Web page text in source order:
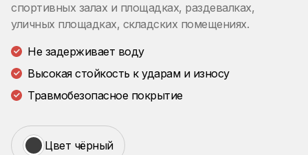
спортивных залах и площадках, раздевалках,
уличных площадках, складских помещениях.
Не задерживает воду
Высокая стойкость к ударам и износу
Травмобезопасное покрытие
Цвет чёрный